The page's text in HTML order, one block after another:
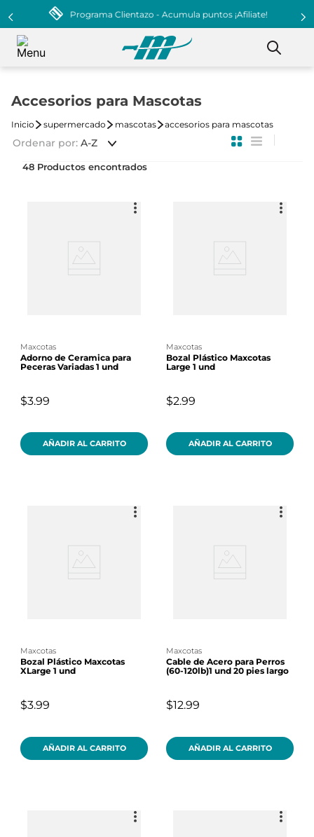
Programa Clientazo - Acumula puntos ¡Afiliate!
Accesorios para Mascotas
supermercado mascotas accesorios para mascotas
Ordenar por A-Z
48
maxcotas
Adorno de Ceramica para
Peceras Variadas 1 und
$3.99
AÑADIR AL CARRITO
maxcotas
Bozal Plástico Maxcotas
Large 1 und
$2.99
AÑADIR AL CARRITO
maxcotas
Bozal Plástico Maxcotas
XLarge 1 und
$3.99
AÑADIR AL CARRITO
maxcotas
Cable de Acero para Perros
(60-120lb)1 und 20 pies largo
$12.99
AÑADIR AL CARRITO